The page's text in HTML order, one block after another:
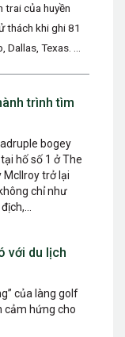
trai của huyền
thách khi ghi 81
Texas. ...
trình tìm
bogey
hố số 1 ở The
McIlroy trở lại
chỉ như
với du lịch
của làng golf
cảm hứng cho